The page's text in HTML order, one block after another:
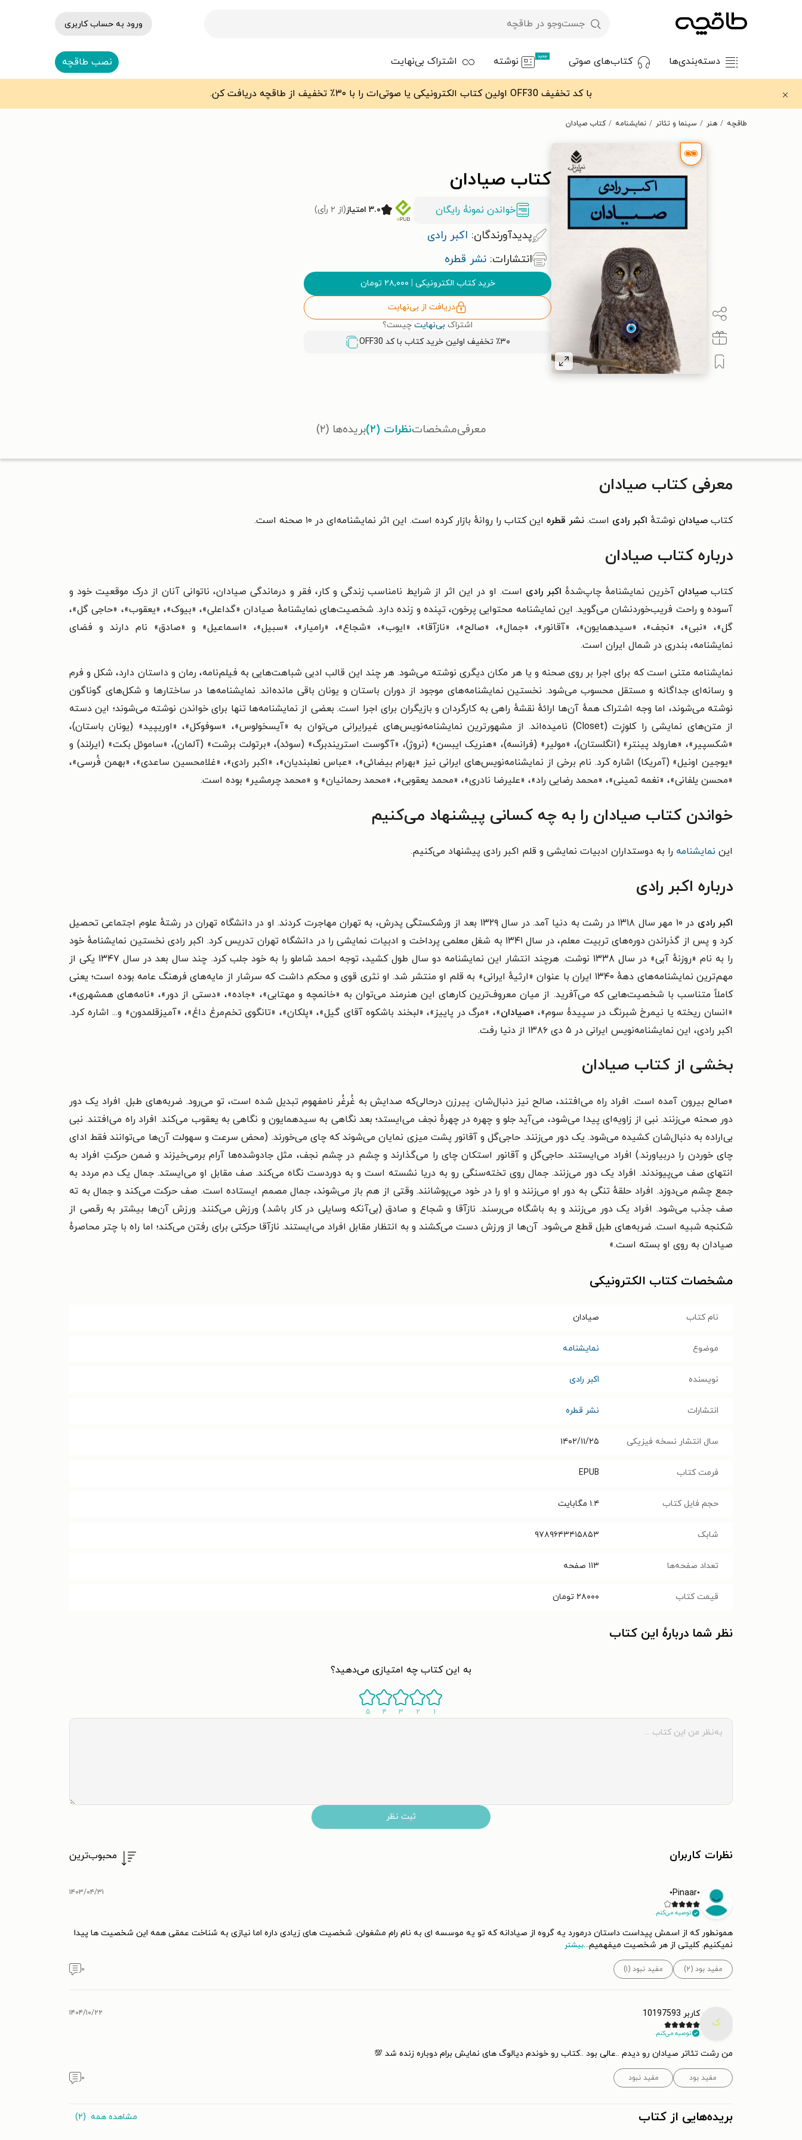
ورود به حساب کاربری
دسته‌بندی‌ها کتاب‌های صوتی جدید نوشته اشتراک بی‌نهایت نصب طاقچه
با کد تخفیف OFF30 اولین کتاب الکترونیکی یا صوتی‌ات را با ۳۰٪ تخفیف از طاقچه دریافت کن.
طاقچه هنر سینما و تئاتر نمایشنامه کتاب صیادان
کتاب صیادان
خواندن نمونۀ رایگان ۳.۰ امتیاز (از ۲ رأی)
پدیدآورندگان: اکبر رادی
انتشارات: نشر قطره
خرید کتاب الکترونیکی | ۲۸,۰۰۰ تومان
دریافت از بی‌نهایت
اشتراک بی‌نهایت چیست؟
٪۳۰ تخفیف اولین خرید کتاب با کد
OFF30
معرفیمشخصاتنظرات (۲) بریده‌ها (۲)
معرفی کتاب صیادان
کتاب صیادان نوشتهٔ اکبر رادی است. نشر قطره این کتاب را روانهٔ بازار کرده است. این اثر نمایشنامه‌ای در ۱۰ صحنه است.
درباره کتاب صیادان
کتابصیادان آخرین نمایشنامهٔ چاپ‌شدهٔ اکبر رادی است. او در این اثر از شرایط نامناسب زندگی و کار، فقر و درماندگی صیادان، ناتوانی آنان از درک موقعیت خود و
آسوده و راحت فریب‌خوردنشان می‌گوید. این نمایشنامه محتوایی پرخون، تپنده و زنده دارد. شخصیت‌های نمایشنامهٔ صیادان «گداعلی»، «بیوک»، «یعقوب»، «حاجی گل»،
گل»، «نبی»، «نجف»، «سیدهمایون»، «آقانور»، «جمال»، «صالح»، «نازآقا»، «ایوب»، «شجاع»، «رامیار»، «سبیل»، «اسماعیل» و «صادق» نام دارند و فضای
نمایشنامه، بندری در شمال ایران است.
نمایشنامه متنی است که برای اجرا بر روی صحنه و یا هر مکان دیگری نوشته می‌شود. هر چند این قالب ادبی شباهت‌هایی به فیلم‌نامه، رمان و داستان دارد، شکل و فرم
و رسانه‌ای جداگانه و مستقل محسوب می‌شود. نخستین نمایشنامه‌های موجود از دوران باستان و یونان باقی مانده‌اند. نمایشنامه‌ها در ساختارها و شکل‌های گوناگون
نوشته می‌شوند، اما وجه اشتراک همهٔ آن‌ها ارائهٔ نقشهٔ راهی به کارگردان و بازیگران برای اجرا است. بعضی از نمایشنامه‌ها تنها برای خواندن نوشته می‌شوند؛ این دسته
از متن‌های نمایشی را کلوزِت (Closet) نامیده‌اند. از مشهورترین نمایشنامه‌نویس‌های غیرایرانی می‌توان به «آیسخولوس»، «سوفوکل»، «اوریپید» (یونان باستان)،
«شکسپیر»، «هارولد پینتر» (انگلستان)، «مولیر» (فرانسه)، «هنریک ایبسن» (نروژ)، «آگوست استریندبرگ» (سوئد)، «برتولت برشت» (آلمان)، «ساموئل بکت» (ایرلند) و
«یوجین اونیل» (آمریکا) اشاره کرد. نام برخی از نمایشنامه‌نویس‌های ایرانی نیز «بهرام بیضائی»، «عباس نعلبندیان»، «اکبر رادی»، «غلامحسین ساعدی»، «بهمن فُرسی»،
«محسن یلفانی»، «نغمه ثمینی»، «محمد رضایی راد»، «علیرضا نادری»، «محمد یعقوبی»، «محمد رحمانیان» و «محمد چرمشیر» بوده است.
خواندن کتاب صیادان را به چه کسانی پیشنهاد می‌کنیم
این نمایشنامه را به دوستداران ادبیات نمایشی و قلم اکبر رادی پیشنهاد می‌کنیم.
درباره اکبر رادی
اکبر رادی
در ۱۰ مهر سال ۱۳۱۸ در رشت به دنیا آمد. در سال ۱۳۲۹ بعد از ورشکستگی پدرش، به تهران مهاجرت کردند. او در دانشگاه تهران در رشتهٔ علوم اجتماعی تحصیل
کرد و پس از گذراندن دوره‌های تربیت معلم، در سال ۱۳۴۱ به شغل معلمی پرداخت و ادبیات نمایشی را در دانشگاه تهران تدریس کرد. اکبر رادی نخستین نمایشنامهٔ خود
را به نام «روزنهٔ آبی» در سال ۱۳۳۸ نوشت. هرچند انتشار این نمایشنامه دو سال طول کشید، توجه احمد شاملو را به خود جلب کرد. چند سال بعد در سال ۱۳۴۷ یکی از
مهم‌ترین نمایشنامه‌های دههٔ ۱۳۴۰ ایران با عنوان «ارثیهٔ ایرانی» به قلم او منتشر شد. او نثری قوی و محکم داشت که سرشار از مایه‌های فرهنگ عامه بوده است؛ یعنی
کاملاً متناسب با شخصیت‌هایی که می‌آفرید. از میان معروف‌ترین کارهای این هنرمند می‌توان به «خانمچه و مهتابی»، «جاده»، «دستی از دور»، «نامه‌های همشهری»،
«انسان ریخته یا نیمرخ شبرنگ در سپیدهٔ سوم»، «صیادان»، «مرگ در پاییز»، «لبخند باشکوه آقای گیل»، «پلکان»، «تانگوی تخم‌مرغ داغ»، «آمیزقلمدون» و... اشاره کرد.
اکبر رادی، این نمایشنامه‌نویس ایرانی در ۵ دی ۱۳۸۶ از دنیا رفت.
بخشی از کتاب صیادان
«صالح بیرون آمده است. افراد راه می‌افتند، صالح نیز دنبال‌شان. پیرزن درحالی‌که صدایش به غُرغُر نامفهوم تبدیل شده است، تو می‌رود. ضربه‌های طبل. افراد یک دور
دور صحنه می‌زنند. نبی از زاویه‌ای پیدا می‌شود، می‌آید جلو و چهره در چهرهٔ نجف می‌ایستد؛ بعد نگاهی به سیدهمایون و نگاهی به یعقوب می‌کند. افراد راه می‌افتند. نبی
بی‌اراده به دنبال‌شان کشیده می‌شود. یک دور می‌زنند. حاجی‌گل و آقانور پشت میزی نمایان می‌شوند که چای می‌خورند. (محض سرعت و سهولت آن‌ها می‌توانند فقط ادای
چای خوردن را دربیاورند.) افراد می‌ایستند. حاجی‌گل و آقانور استکان چای را می‌گذارند و چشم در چشم نجف، مثل جادوشده‌ها آرام برمی‌خیزند و ضمن حرکتِ افراد به
انتهای صف می‌پیوندند. افراد یک دور می‌زنند. جمال روی تخته‌سنگی رو به دریا نشسته است و به دوردست نگاه می‌کند. صف مقابل او می‌ایستد. جمال یک دم مردد به
جمع چشم می‌دوزد. افراد حلقهٔ تنگی به دور او می‌زنند و او را در خود می‌پوشانند. وقتی از هم باز می‌شوند، جمال مصمم ایستاده است. صف حرکت می‌کند و جمال به ته
صف جذب می‌شود. افراد یک دور می‌زنند و به باشگاه می‌رسند. نازآقا و شجاع و صادق (بی‌آنکه وسایلی در کار باشد.) ورزش می‌کنند. ورزش آن‌ها بیشتر به رقصی از
شکنجه شبیه است. ضربه‌های طبل قطع می‌شود. آن‌ها از ورزش دست می‌کشند و به انتظار مقابل افراد می‌ایستند. نازآقا حرکتی برای رفتن می‌کند؛ اما راه با چتر محاصرهٔ
صیادان به روی او بسته است.»
مشخصات کتاب الکترونیکی
نام کتاب صیادان
موضوع نمایشنامه
نویسنده اکبر رادی
انتشارات نشر قطره
سال انتشار نسخه فیزیکی ۱۴۰۲/۱۱/۲۵
فرمت کتاب EPUB
حجم فایل کتاب ۱.۴ مگابایت
شابک ۹۷۸۹۶۴۳۴۱۵۸۵۳
تعداد صفحه‌ها ۱۱۳ صفحه
قیمت کتاب ۲۸۰۰۰ تومان
نظر شما دربارهٔ این کتاب
به این کتاب چه امتیازی می‌دهید؟
۱ ۲ ۳ ۴ ۵
ثبت نظر
نظرات کاربران محبوب‌ترین
•Pinaar•
توصیه می‌کنم.
۱۴۰۳/۰۴/۳۱
همونطور که از اسمش پیداست داستان درمورد یه گروه از صیادانه که تو یه موسسه ای به نام رام مشغولن. شخصیت های زیادی داره اما نیازی به شناخت عمقی همه این شخصیت ها پیدا
نمیکنیم. کلیتی از هر شخصیت میفهمیم...بیشتر
مفید بود (۲) مفید نبود (۱) ۰
ک
کاربر 10197593
توصیه می‌کنم.
۱۴۰۴/۱۰/۲۲
من رشت تئاتر صیادان رو دیدم ..عالی بود ..کتاب رو خوندم دیالوگ های نمایش برام دوباره زنده شد 💯
مفید بود مفید نبود ۰
بریده‌هایی از کتاب مشاهده همه (۲)